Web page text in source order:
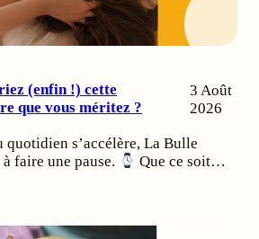
(enfin !) cette
que vous méritez ?
3 Août
2026
quotidien s’accélère, La Bulle
faire une pause.
Que ce soit…